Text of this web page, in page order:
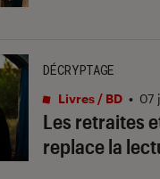
Les retraites
replace la
DÉCRYPTAGE
Livres / BD • 07